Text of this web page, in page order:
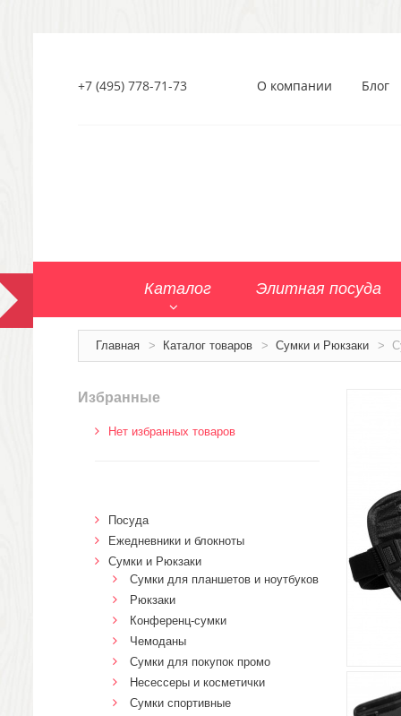
+7 (495) 778-71-73 О компании Блог
Каталог Элитная посуда
Главная > Каталог товаров > Сумки и Рюкзаки >
Избранные
Нет избранных товаров
Посуда
Ежедневники и блокноты
Сумки и Рюкзаки
Сумки для планшетов и ноутбуков
Рюкзаки
Конференц-сумки
Чемоданы
Сумки для покупок промо
Несессеры и косметички
Сумки спортивные